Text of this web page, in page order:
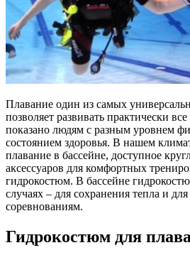
Плавание один из самых
позволяет развивать практически
показано людям с разным уровнем
состоянием здоровья. В нашем
плавание в бассейне, доступное
аксессуаров для комфортных
гидрокостюм. В бассейне
случаях – для сохранения тепла и
соревнованиям.
Гидрокостюм для